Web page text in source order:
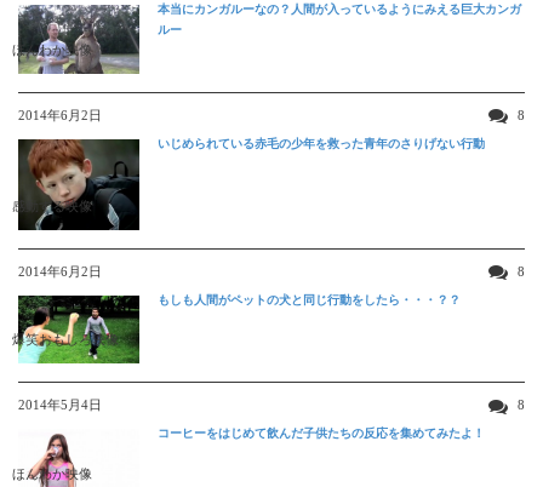
ほんわか映像
本当にカンガルーなの？人間が入っているようにみえる巨大カンガ
ルー
2014年6月2日 8
感動する映像
いじめられている赤毛の少年を救った青年のさりげない行動
2014年6月2日 8
爆笑おもしろ映像
もしも人間がペットの犬と同じ行動をしたら・・・？？
2014年5月4日 8
ほんわか映像
コーヒーをはじめて飲んだ子供たちの反応を集めてみたよ！